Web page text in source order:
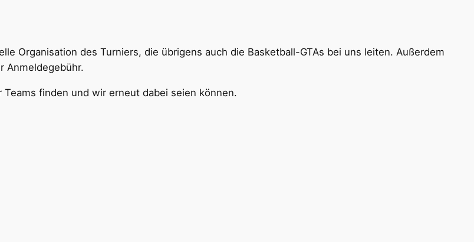
Organisation des Turniers, die übrigens auch die Basketball-GTAs bei uns leiten. Außerdem
Anmeldegebühr.
Teams finden und wir erneut dabei seien können.